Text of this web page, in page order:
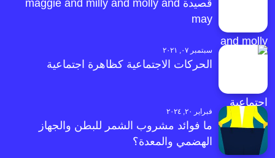
قصيدة maggie and milly and molly and
may
سبتمبر ٠٧, ٢٠٢١
الحركات الاجتماعية كظاهرة اجتماعية
فبراير ٢٠, ٢٠٢٤
ما فوائد مشروب الشمر للبطن والجهاز
الهضمي والمعدة؟